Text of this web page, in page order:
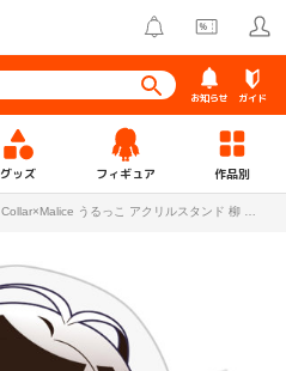
お知らせ ガイド
グッズ フィギュア 作品別
Collar×Malice うるっこ アクリルスタンド 柳 愛